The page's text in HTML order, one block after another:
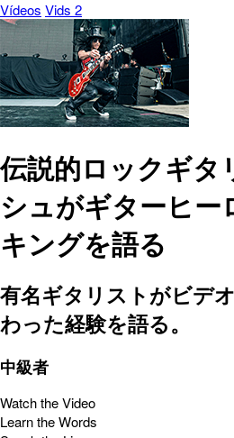
Vídeos Vids 2
伝説的ロックギタ
シュがギターヒ
キングを語る
有名ギタリストがビデ
わった経験を語る。
中級者
Watch the Video
Learn the Words